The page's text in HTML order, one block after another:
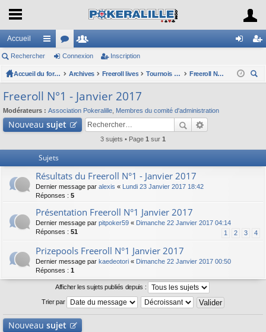
Accueil
ac
co
ur
ci
s
or
u
m
s
e
m
es
ne cri
Rechercher Connexion Inscription
Accueil du forum Archives Freeroll lives Tournois Freeroll(*) Live organisés par l'association
Freeroll N°1 - Janvier 2017
Freeroll N°1 - Janvier 2017
Modérateurs : Association Pokeralille Membres du comité d'administration
Nouveau sujet
3 sujets • Page 1 sur 1
Sujets
Résultats du Freeroll N°1 - Janvier 2017
Dernier message par alexis «
Lundi 23 Janvier 2017 18:42
Réponses : 5
Présentation Freeroll N°1 Janvier 2017
Dernier message par pitpoker59 « Dimanche 22 Janvier 2017 04:14
Réponses : 51 1 2 3 4
Prizepools Freeroll N°1 Janvier 2017
Dernier message par kaedeotori « Dimanche 22 Janvier 2017 00:50
Réponses : 1
Afficher les sujets publiés depuis :
Trier par
Nouveau sujet